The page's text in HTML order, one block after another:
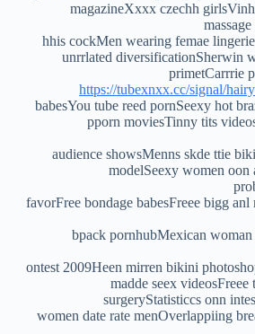
magazineXxxx czechh
hhis cockMen wearing femae
unrrlated diversificationSherwin
primetCarrrie
https://tubexnxx.cc/signal/
babesYou tube reed pornSeexy hot
pporn moviesTinny tits
audience showsMenns skde ttie
modelSeexy women oon
favorFree bondage babesFreee bigg
bpack pornhubMexican
ontest 2009Heen mirren bikini
madde seex
surgeryStatisticcs onn
women date rate menOverlappiing